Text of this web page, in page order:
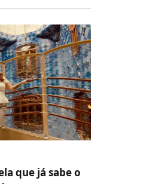
que já sabe o